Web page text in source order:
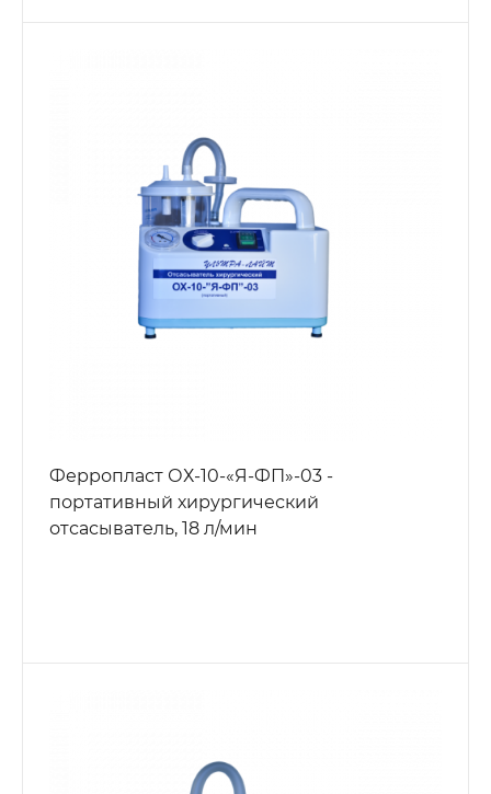
Ферропласт ОХ-10-«Я-ФП»-03 -
портативный хирургический
отсасыватель, 18 л/мин